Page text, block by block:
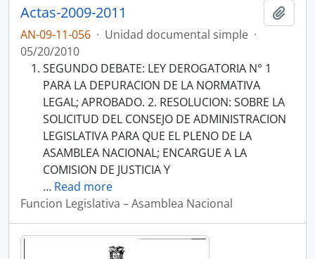
Actas-2009-2011
AN-09-11-056 · Unidad documental simple ·
05/20/2010
SEGUNDO DEBATE: LEY DEROGATORIA N° 1
PARA LA DEPURACION DE LA NORMATIVA
LEGAL; APROBADO. 2. RESOLUCION: SOBRE LA
SOLICITUD DEL CONSEJO DE ADMINISTRACION
LEGISLATIVA PARA QUE EL PLENO DE LA
ASAMBLEA NACIONAL; ENCARGUE A LA
COMISION DE JUSTICIA Y
… Read more
Funcion Legislativa – Asamblea Nacional